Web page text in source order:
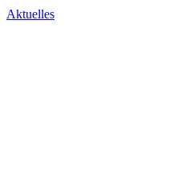
Aktuelles